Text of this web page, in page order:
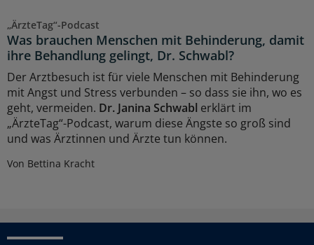
„ÄrzteTag“-Podcast
Was brauchen Menschen mit Behinderung, damit
ihre Behandlung gelingt, Dr. Schwabl?
Der Arztbesuch ist für viele Menschen mit Behinderung
mit Angst und Stress verbunden – so dass sie ihn, wo es
geht, vermeiden. Dr. Janina Schwabl erklärt im
„ÄrzteTag“-Podcast, warum diese Ängste so groß sind
und was Ärztinnen und Ärzte tun können.
Von Bettina Kracht